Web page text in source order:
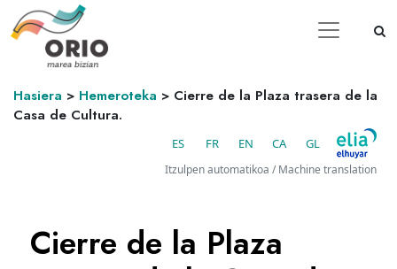
Hasiera > Hemeroteka > Cierre de la Plaza trasera de la
Casa de Cultura.
ES FR EN CA GL
Itzulpen automatikoa / Machine translation
Cierre de la Plaza